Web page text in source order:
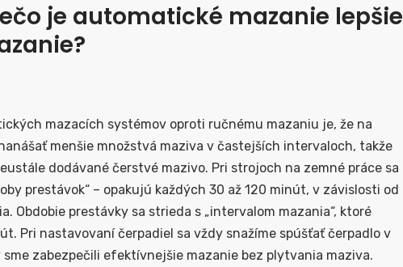
je automatické mazanie lepšie
mazacích systémov oproti ručnému mazaniu je, že na
menšie množstvá maziva v častejších intervaloch, takže
dodávané čerstvé mazivo. Pri strojoch na zemné práce sa
prestávok“ – opakujú každých 30 až 120 minút, v závislosti od
Obdobie prestávky sa strieda s „intervalom mazania“, ktoré
Pri nastavovaní čerpadiel sa vždy snažíme spúšťať čerpadlo v
zabezpečili efektívnejšie mazanie bez plytvania maziva.